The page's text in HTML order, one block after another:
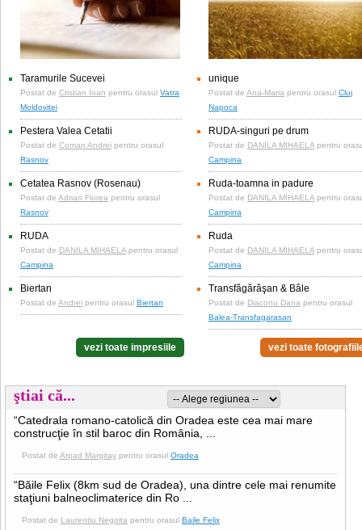
Taramurile Sucevei
Postat de Cristian Ioan pentru orasul Vatra
Moldovitei
Pestera Valea Cetatii
Postat de Coman Andrei pentru orasul
Rasnov
Cetatea Rasnov (Rosenau)
Postat de Adrian Florea pentru orasul
Rasnov
RUDA
Postat de DANILA MIHAELA pentru orasul
Campina
Biertan
Postat de Andrei pentru orasul Biertan
vezi toate impresiile
unique
Postat de Ana-Maria pentru orasul Cluj
Napoca
RUDA-singuri pe drum
Postat de DANILA MIHAELA pentru
Campina
Ruda-toamna in padure
Postat de DANILA MIHAELA pentru
Campina
Ruda
Postat de DANILA MIHAELA pentru
Campina
Transfăgărăşan & Bâle
Postat de Diaconu Dana pentru orasul
Balea-Transfagarasan
vezi toate
ştiai că...
“Catedrala romano-catolică din Oradea este cea mai mare
construcţie în stil baroc din România, ...
Postat de Arpad Margitay pentru orasul Oradea
“Băile Felix (8km sud de Oradea), una dintre cele mai renumite
staţiuni balneoclimaterice din Ro ...
Postat de Laurentiu Negoita pentru orasul Baile Felix